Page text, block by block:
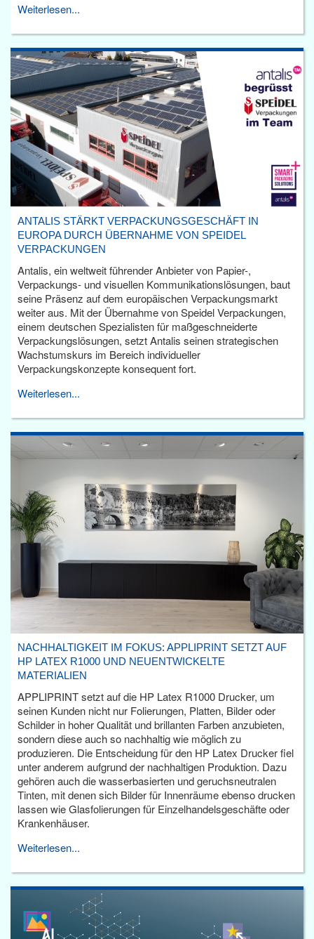
Weiterlesen...
ANTALIS STÄRKT VERPACKUNGSGESCHÄFT IN
EUROPA DURCH ÜBERNAHME VON SPEIDEL
VERPACKUNGEN
Antalis, ein weltweit führender Anbieter von Papier-,
Verpackungs- und visuellen Kommunikationslösungen, baut
seine Präsenz auf dem europäischen Verpackungsmarkt
weiter aus. Mit der Übernahme von Speidel Verpackungen,
einem deutschen Spezialisten für maßgeschneiderte
Verpackungslösungen, setzt Antalis seinen strategischen
Wachstumskurs im Bereich individueller
Verpackungskonzepte konsequent fort.
Weiterlesen...
NACHHALTIGKEIT IM FOKUS: APPLIPRINT SETZT AUF
HP LATEX R1000 UND NEUENTWICKELTE
MATERIALIEN
APPLIPRINT setzt auf die HP Latex R1000 Drucker, um
seinen Kunden nicht nur Folierungen, Platten, Bilder oder
Schilder in hoher Qualität und brillanten Farben anzubieten,
sondern diese auch so nachhaltig wie möglich zu
produzieren. Die Entscheidung für den HP Latex Drucker fiel
unter anderem aufgrund der nachhaltigen Produktion. Dazu
gehören auch die wasserbasierten und geruchsneutralen
Tinten, mit denen sich Bilder für Innenräume ebenso drucken
lassen wie Glasfolierungen für Einzelhandelsgeschäfte oder
Krankenhäuser.
Weiterlesen...